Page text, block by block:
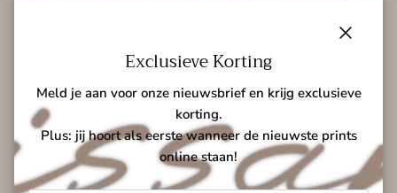
Informatie
Exclusieve Korting
Meld je aan voor onze nieuwsbrief en krijg exclusieve
korting.
Plus: jij hoort als eerste wanneer de nieuwste prints
online staan!